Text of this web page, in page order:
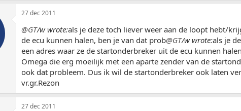
27 dec 2011
@GT/w wrote:als je deze toch liever weer aan de loopt hebt/
de ecu kunnen halen, ben je van dat prob@GT/w wrote:als je
een adres waar ze de startonderbreker uit de ecu kunnen
Omega die erg moeilijk met een aparte zender van de
ook dat probleem. Dus ik wil de startonderbreker ook laten
vr.gr.Rezon
27 dec 2011